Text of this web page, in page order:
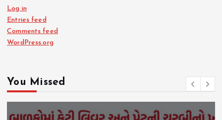
Log in
Entries feed
Comments feed
WordPress.org
You Missed